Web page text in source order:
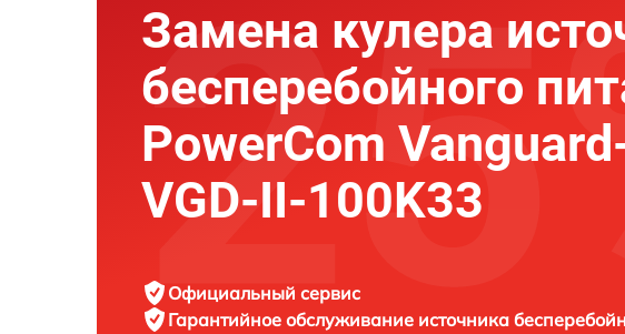
Замена кулера
бесперебойного
PowerCom
VGD-II-100K33
Официальный сервис
Гарантийное обслуживание источника